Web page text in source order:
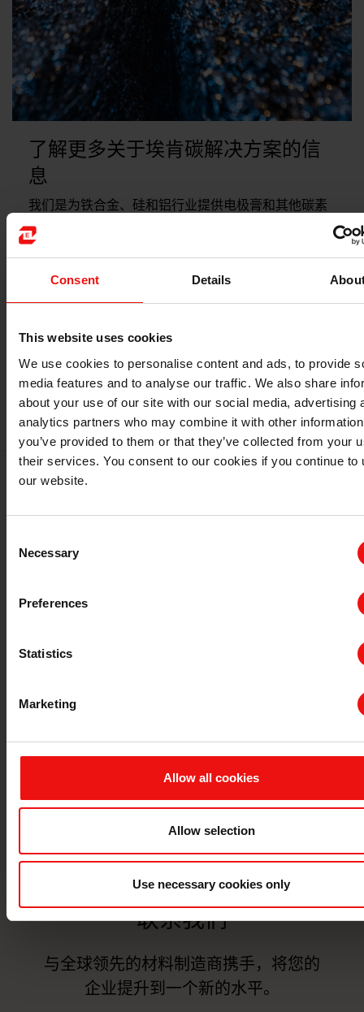
Consent Details
This website uses cookies
We use cookies to personalise content and ads, to provide
media features and to analyse our traffic. We also share
about your use of our site with our social media, advertising
analytics partners who may combine it with other
you’ve provided to them or that they’ve collected from your
their services. You consent to our cookies if you continue to
our website.
Selection
Necessary
Preferences
Statistics
Marketing
Allow all cookies
Allow selection
Use necessary cookies only
了解更多关于埃肯碳解决方案的信
息
我们是为铁合金、硅和铝行业提供电极膏和其他碳素
产品的全球领先供应商。
关于该主题的更多信息
了解我们的产品系列
出铁口材
联系我们
与全球领先的材料制造商携手，将您的
企业提升到一个新的水平。